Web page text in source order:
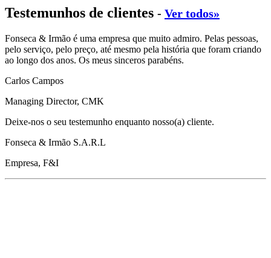
Testemunhos de clientes - Ver todos»
Fonseca & Irmão é uma empresa que muito admiro. Pelas pessoas,
pelo serviço, pelo preço, até mesmo pela história que foram criando
ao longo dos anos. Os meus sinceros parabéns.
Carlos Campos
Managing Director, CMK
Deixe-nos o seu testemunho enquanto nosso(a) cliente.
Fonseca & Irmão S.A.R.L
Empresa, F&I